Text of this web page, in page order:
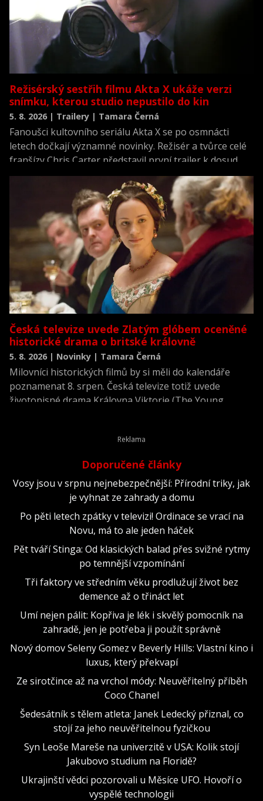
Režisérský sestřih filmu Akta X ukáže verzi
snímku, kterou studio nepustilo do kin
5. 8. 2026 | Trailery | Tamara Černá
Fanoušci kultovního seriálu Akta X se po osmnácti
letech dočkají významné novinky. Režisér a tvůrce celé
franšízy Chris Carter představil první trailer k dosud
neviděné režisérské verzi filmu Akta X: Chci uvěřit.
Česká televize uvede Zlatým glóbem oceněné
historické drama o britské královně
5. 8. 2026 | Novinky | Tamara Černá
Milovníci historických filmů by si měli do kalendáře
poznamenat 8. srpen. Česká televize totiž uvede
životopisné drama Královna Viktorie (The Young
Doporučené články
Vosy jsou v srpnu nejnebezpečnější: Přírodní triky, jak
je vyhnat ze zahrady a domu
Po pěti letech zpátky v televizi! Ordinace se vrací na
Novu, má to ale jeden háček
Pět tváří Stinga: Od klasických balad přes svižné rytmy
po temnější vzpomínání
Tři faktory ve středním věku prodlužují život bez
demence až o třináct let
Umí nejen pálit: Kopřiva je lék i skvělý pomocník na
zahradě, jen je potřeba ji použít správně
Nový domov Seleny Gomez v Beverly Hills: Vlastní kino i
luxus, který překvapí
Ze sirotčince až na vrchol módy: Neuvěřitelný příběh
Coco Chanel
Šedesátník s tělem atleta: Janek Ledecký přiznal, co
stojí za jeho neuvěřitelnou fyzičkou
Syn Leoše Mareše na univerzitě v USA: Kolik stojí
Jakubovo studium na Floridě?
Ukrajinští vědci pozorovali u Měsíce UFO. Hovoří o
vyspělé technologii